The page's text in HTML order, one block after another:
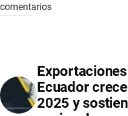
MAGAP
EL
PRECIO
MÍNIMO
comentarios
Ecuador
2025 y